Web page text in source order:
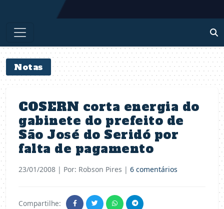
Notas
COSERN corta energia do
gabinete do prefeito de
São José do Seridó por
falta de pagamento
23/01/2008 | Por: Robson Pires | 6 comentários
Compartilhe: